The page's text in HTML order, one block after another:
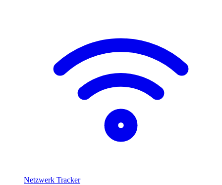
Netzwerk Tracker